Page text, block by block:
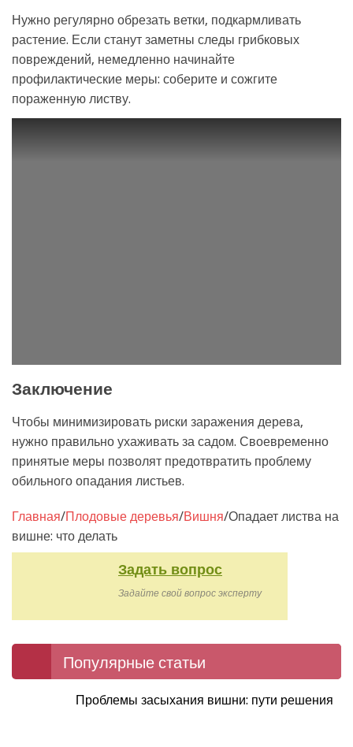
Нужно регулярно обрезать ветки, подкармливать
растение. Если станут заметны следы грибковых
повреждений, немедленно начинайте
профилактические меры: соберите и сожгите
пораженную листву.
Заключение
Чтобы минимизировать риски заражения дерева,
нужно правильно ухаживать за садом. Своевременно
принятые меры позволят предотвратить проблему
обильного опадания листьев.
Главная/Плодовые деревья/Вишня/Опадает листва на
вишне: что делать
Задать вопрос
Задайте свой вопрос эксперту
Популярные статьи
Проблемы засыхания вишни: пути решения